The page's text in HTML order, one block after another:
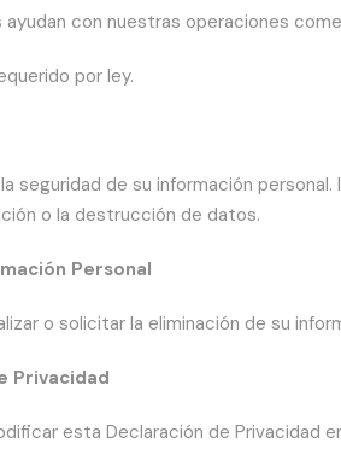
con nuestras operaciones
por ley.
seguridad de su información
o la destrucción de datos.
Personal
o solicitar la eliminación de su
Privacidad
esta Declaración de Privacidad